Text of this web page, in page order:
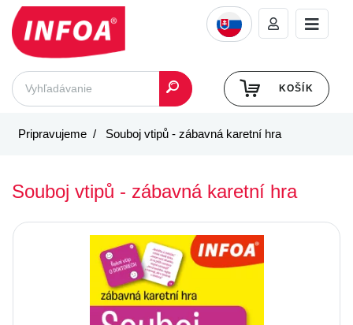
KOŠÍK
Pripravujeme Souboj vtipů - zábavná karetní hra
Souboj vtipů - zábavná karetní hra